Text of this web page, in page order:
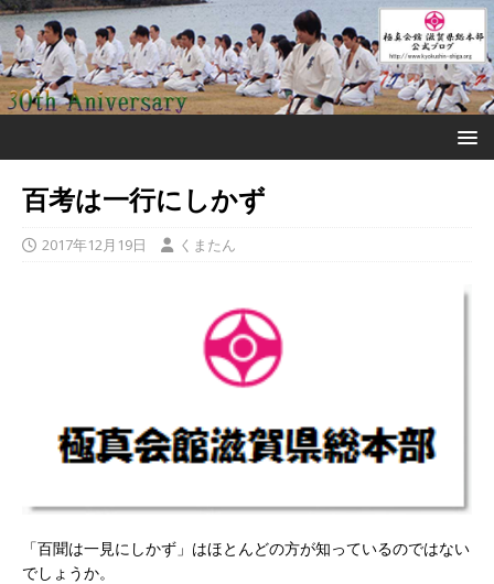
百考は一行にしかず
2017年12月19日 くまたん
「百聞は一見にしかず」はほとんどの方が知っているのではない
でしょうか。